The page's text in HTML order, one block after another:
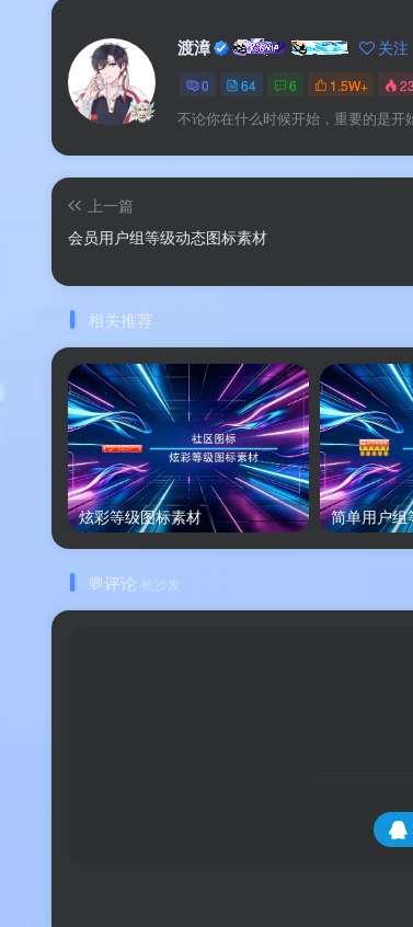
渡漳 关注
0 64 6 1.5W+
不论你在什么时候开始，重要的是开
上一篇
会员用户组等级动态图标素材
相关推荐
炫彩等级图标素材 简单用户组
💬评论 抢沙发